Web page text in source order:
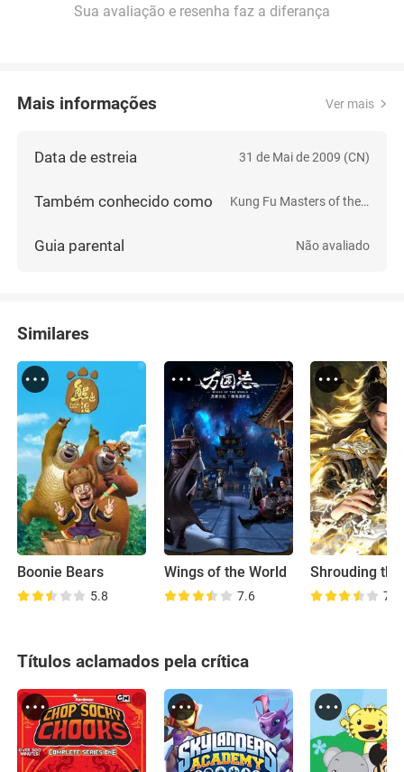
Sua avaliação e resenha faz a diferança
Mais informações Ver mais
Data de estreia 31 de Mai de 2009 (CN)
Também conhecido como Kung Fu Masters of the Zodiac: Origins of the Twelve
Guia parental Não avaliado
Similares
Boonie Bears
5.8
Wings of the World
7.6 7.8
Títulos aclamados pela crítica